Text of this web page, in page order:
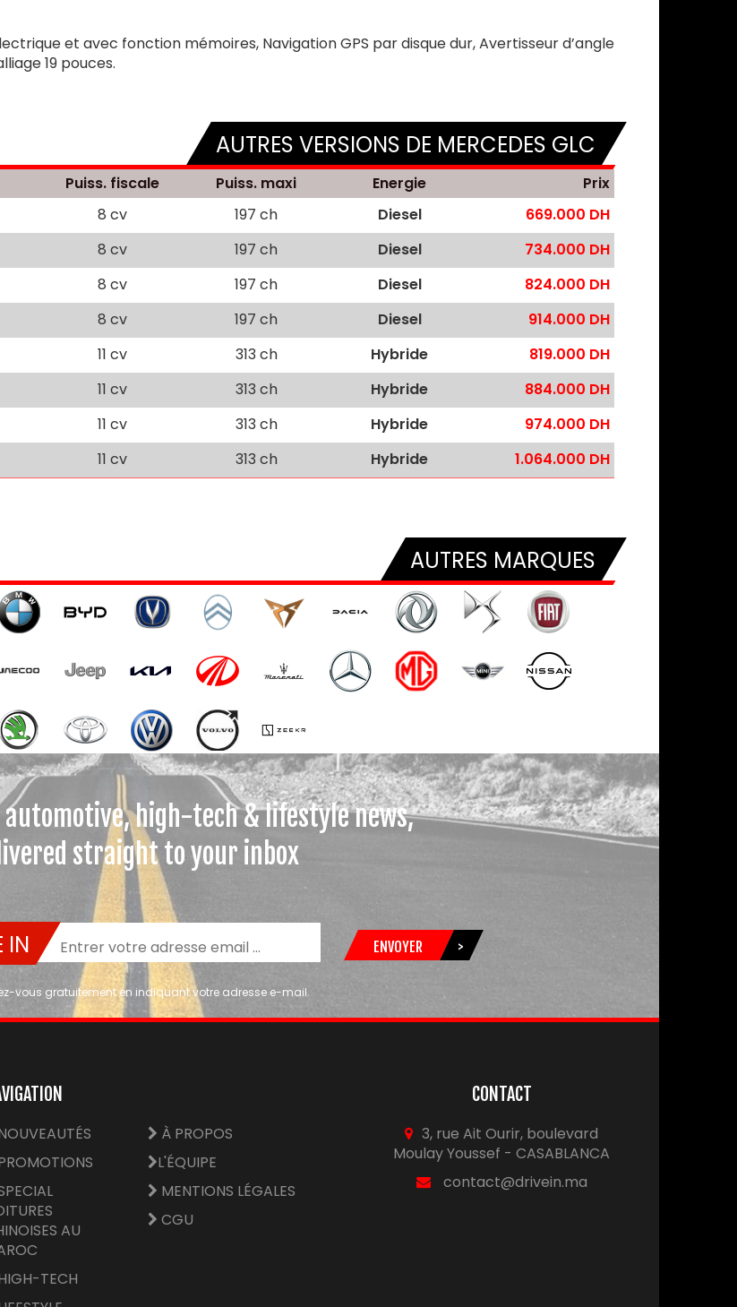
et avec fonction mémoires, Navigation GPS par disque dur, Avertisseur d’angle
19 pouces.
AUTRES VERSIONS DE MERCEDES GLC
Puiss. fiscale Puiss. maxi Energie Prix
8 cv 197 ch Diesel 669.000 DH
8 cv 197 ch Diesel 734.000 DH
8 cv 197 ch Diesel 824.000 DH
8 cv 197 ch Diesel 914.000 DH
11 cv 313 ch Hybride 819.000 DH
11 cv 313 ch Hybride 884.000 DH
11 cv 313 ch Hybride 974.000 DH
11 cv 313 ch Hybride 1.064.000 DH
AUTRES MARQUES
high-tech & lifestyle news,
straight to your inbox
IN ENVOYER >
vous gratuitement en indiquant votre adresse e-mail.
AU
TECH
À PROPOS
L'ÉQUIPE
MENTIONS LÉGALES
CGU
CONTACT
3, rue Ait Ourir, boulevard
Moulay Youssef - CASABLANCA
contact@drivein.ma